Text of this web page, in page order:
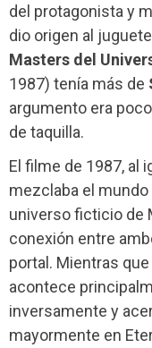
del protagonista y
dio origen al
Masters del
1987) tenía más de
argumento era
de taquilla.
El filme de 1987, al
mezclaba el
universo ficticio de
conexión entre
portal. Mientras
acontece
inversamente y
mayormente en